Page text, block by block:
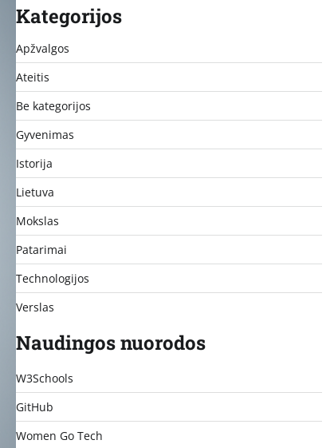
Kategorijos
Apžvalgos
Ateitis
Be kategorijos
Gyvenimas
Istorija
Lietuva
Mokslas
Patarimai
Technologijos
Verslas
Naudingos nuorodos
W3Schools
GitHub
Women Go Tech